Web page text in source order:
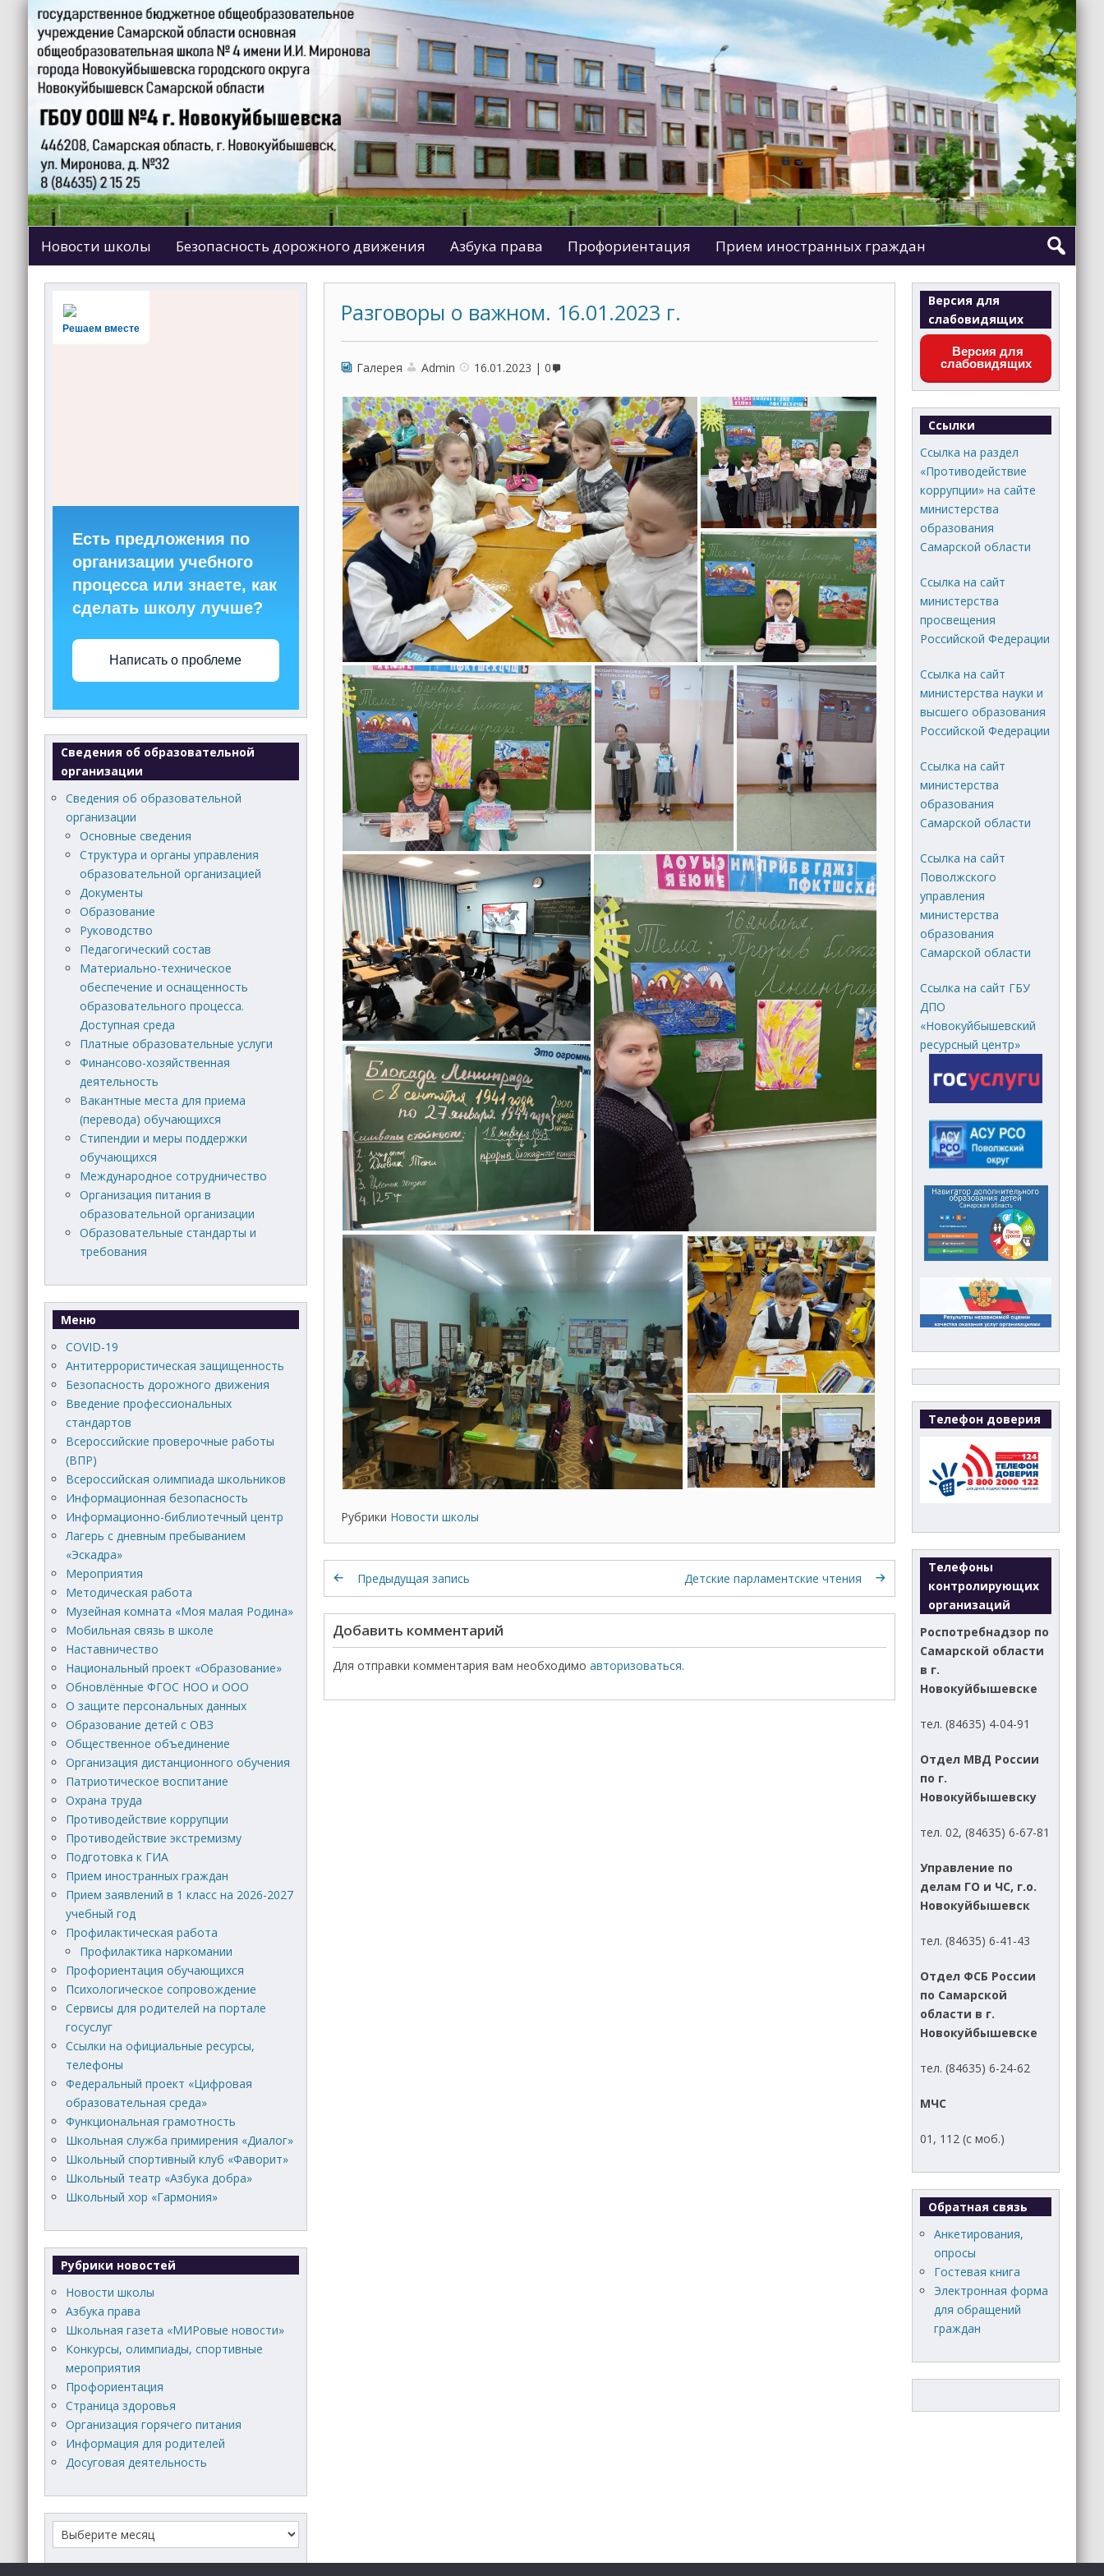
Новости школы Безопасность дорожного движения Азбука права Профориентация Прием иностранных граждан
Разговоры о важном. 16.01.2023 г.
Галерея Admin 16.01.2023 0
Рубрики Новости школы
Предыдущая запись Детские парламентские чтения
Добавить комментарий
Для отправки комментария вам необходимо авторизоваться.
Решаем вместе
Есть предложения по
организации учебного
процесса или знаете, как
сделать школу лучше?
Написать о проблеме
Сведения об образовательной
организации
Сведения об образовательной
организации
Основные сведения
Структура и органы управления
образовательной организацией
Документы
Образование
Руководство
Педагогический состав
Материально-техническое
обеспечение и оснащенность
образовательного процесса.
Доступная среда
Платные образовательные услуги
Финансово-хозяйственная
деятельность
Вакантные места для приема
(перевода) обучающихся
Стипендии и меры поддержки
обучающихся
Международное сотрудничество
Организация питания в
образовательной организации
Образовательные стандарты и
требования
Меню
COVID-19
Антитеррористическая защищенность
Безопасность дорожного движения
Введение профессиональных
стандартов
Всероссийские проверочные работы
(ВПР)
Всероссийская олимпиада школьников
Информационная безопасность
Информационно-библиотечный центр
Лагерь с дневным пребыванием
«Эскадра»
Мероприятия
Методическая работа
Музейная комната «Моя малая Родина»
Мобильная связь в школе
Наставничество
Национальный проект «Образование»
Обновлённые ФГОС НОО и ООО
О защите персональных данных
Образование детей с ОВЗ
Общественное объединение
Организация дистанционного обучения
Патриотическое воспитание
Охрана труда
Противодействие коррупции
Противодействие экстремизму
Подготовка к ГИА
Прием иностранных граждан
Прием заявлений в 1 класс на 2026-2027
учебный год
Профилактическая работа
Профилактика наркомании
Профориентация обучающихся
Психологическое сопровождение
Сервисы для родителей на портале
госуслуг
Ссылки на официальные ресурсы,
телефоны
Федеральный проект «Цифровая
образовательная среда»
Функциональная грамотность
Школьная служба примирения «Диалог»
Школьный спортивный клуб «Фаворит»
Школьный театр «Азбука добра»
Школьный хор «Гармония»
Рубрики новостей
Новости школы
Азбука права
Школьная газета «МИРовые новости»
Конкурсы, олимпиады, спортивные
мероприятия
Профориентация
Страница здоровья
Организация горячего питания
Информация для родителей
Досуговая деятельность
Версия для
слабовидящих
Версия для
слабовидящих
Ссылки
Ссылка на раздел
«Противодействие
коррупции» на сайте
министерства
образования
Самарской области
Ссылка на сайт
министерства
просвещения
Российской Федерации
Ссылка на сайт
министерства науки и
высшего образования
Российской Федерации
Ссылка на сайт
министерства
образования
Самарской области
Ссылка на сайт
Поволжского
управления
министерства
образования
Самарской области
Ссылка на сайт ГБУ
ДПО
«Новокуйбышевский
ресурсный центр»
Телефон доверия
Телефоны
контролирующих
организаций
Роспотребнадзор по
Самарской области
в г.
Новокуйбышевске
тел. (84635) 4-04-91
Отдел МВД России
по г.
Новокуйбышевску
тел. 02, (84635) 6-67-81
Управление по
делам ГО и ЧС, г.о.
Новокуйбышевск
тел. (84635) 6-41-43
Отдел ФСБ России
по Самарской
области в г.
Новокуйбышевске
тел. (84635) 6-24-62
МЧС
01, 112 (с моб.)
Обратная связь
Анкетирования,
опросы
Гостевая книга
Электронная форма
для обращений
граждан